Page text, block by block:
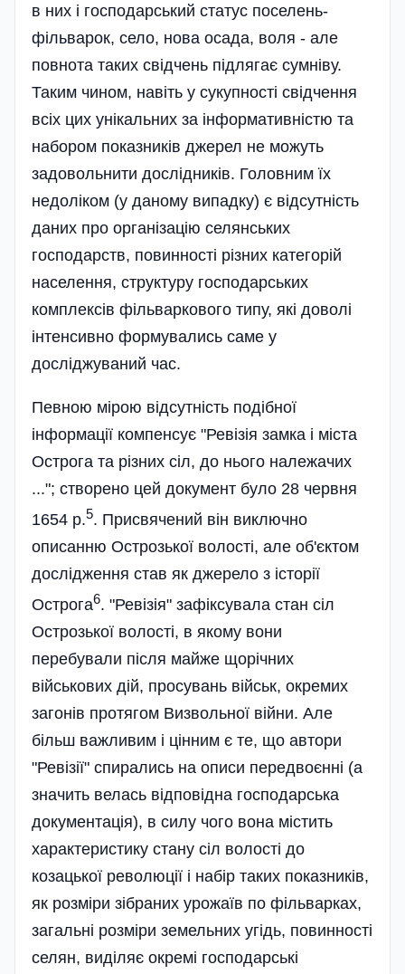
в них і господарський статус поселень-
фільварок, село, нова осада, воля - але
повнота таких свідчень підлягає сумніву.
Таким чином, навіть у сукупності свідчення
всіх цих унікальних за інформативністю та
набором показників джерел не можуть
задовольнити дослідників. Головним їх
недоліком (у даному випадку) є відсутність
даних про організацію селянських
господарств, повинності різних категорій
населення, структуру господарських
комплексів фільваркового типу, які доволі
інтенсивно формувались саме у
досліджуваний час.
Певною мірою відсутність подібної
інформації компенсує "Ревізія замка і міста
Острога та різних сіл, до нього належачих
..."; створено цей документ було 28 червня
1654 р.5. Присвячений він виключно
описанню Острозької волості, але об'єктом
дослідження став як джерело з історії
Острога6. "Ревізія" зафіксувала стан сіл
Острозької волості, в якому вони
перебували після майже щорічних
військових дій, просувань військ, окремих
загонів протягом Визвольної війни. Але
більш важливим і цінним є те, що автори
"Ревізії" спирались на описи передвоєнні (а
значить велась відповідна господарська
документація), в силу чого вона містить
характеристику стану сіл волості до
козацької революції і набір таких показників,
як розміри зібраних урожаїв по фільварках,
загальні розміри земельних угідь, повинності
селян, виділяє окремі господарські